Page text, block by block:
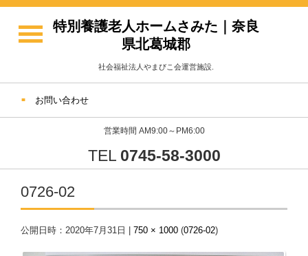
特別養護老人ホームさみた｜奈良
県北葛城郡
社会福祉法人やまびこ会運営施設.
お問い合わせ
営業時間 AM9:00～PM6:00
TEL 0745-58-3000
0726-02
公開日時： 2020年7月31日 750 × 1000 (0726-02)